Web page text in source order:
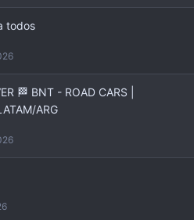
todos
🏁 BNT - ROAD CARS |
ARG